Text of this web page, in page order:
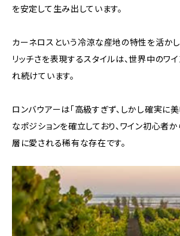
を安定して生み出しています。
カーネロスという冷涼な産地の特性を活かし
リッチさを表現するスタイルは、世界中のワ
れ続けています。
ロンバウアーは「高級すぎず、しかし確実に
なポジションを確立しており、ワイン初心者
層に愛される稀有な存在です。